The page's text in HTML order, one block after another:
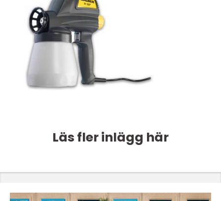
Läs fler inlägg här